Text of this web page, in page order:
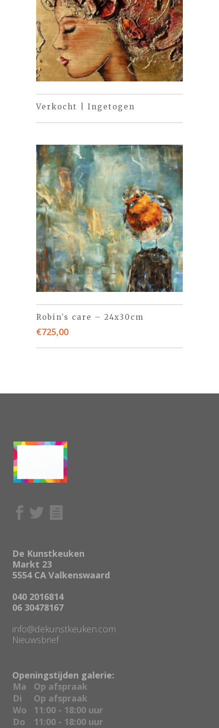
Verkocht | Ingetogen
Robin’s care – 24x30cm
€725,00
De Kunstkeuken
Markt 23
5554 CA Valkenswaard
040 2016814
06 30478167
info@dekunstkeuken.com
Nieuwsbrief
Openingstijden galerie:
Ma
Op afspraak
Di
Op afspraak
Wo
11:00 - 18:00 uur
Do
11:00 - 18:00 uur